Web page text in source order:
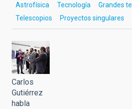
Astrofísica Tecnología
Grandes
Telescopios
Proyectos singulares
Carlos
Gutiérrez
habla